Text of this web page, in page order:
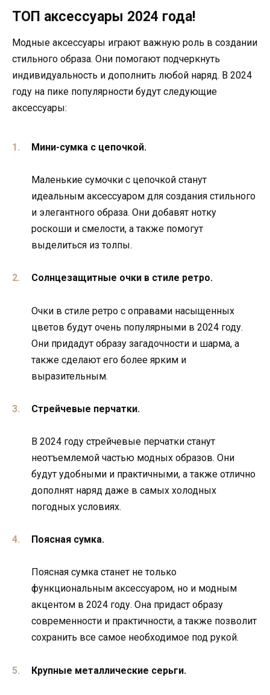
ТОП аксессуары 2024 года!
Модные аксессуары играют важную роль в создании
стильного образа. Они помогают подчеркнуть
индивидуальность и дополнить любой наряд. В 2024
году на пике популярности будут следующие
аксессуары:
Мини-сумка с цепочкой.
Маленькие сумочки с цепочкой станут
идеальным аксессуаром для создания стильного
и элегантного образа. Они добавят нотку
роскоши и смелости, а также помогут
выделиться из толпы.
Солнцезащитные очки в стиле ретро.
Очки в стиле ретро с оправами насыщенных
цветов будут очень популярными в 2024 году.
Они придадут образу загадочности и шарма, а
также сделают его более ярким и
выразительным.
Стрейчевые перчатки.
В 2024 году стрейчевые перчатки станут
неотъемлемой частью модных образов. Они
будут удобными и практичными, а также отлично
дополнят наряд даже в самых холодных
погодных условиях.
Поясная сумка.
Поясная сумка станет не только
функциональным аксессуаром, но и модным
акцентом в 2024 году. Она придаст образу
современности и практичности, а также позволит
сохранить все самое необходимое под рукой.
Крупные металлические серьги.